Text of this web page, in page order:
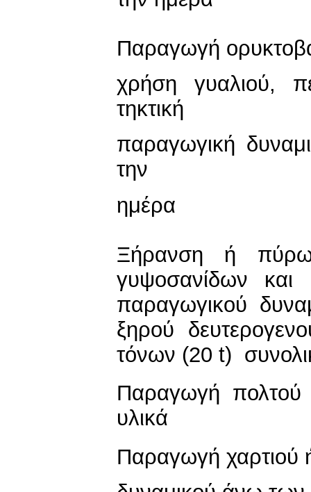
Παραγωγή
χρήση γυαλιού,
τηκτική
παραγωγική
την
ημέρα
Ξήρανση ή
γυψοσανίδων
παραγωγικού
ξηρού
τόνων (20 t)
Παραγωγή
υλικά
Παραγωγή χαρτιού